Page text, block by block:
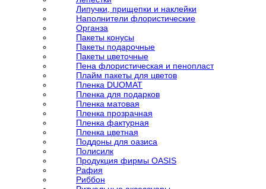
Липучки, прищепки и наклейки
Наполнители флористические
Органза
Пакеты конусы
Пакеты подарочные
Пакеты цветочные
Пена флористическая и пенопласт
Плайм пакеты для цветов
Пленка DUOMAT
Пленка для подарков
Пленка матовая
Пленка прозрачная
Пленка фактурная
Пленка цветная
Поддоны для оазиса
Полисилк
Продукция фирмы OASIS
Рафия
Риббон